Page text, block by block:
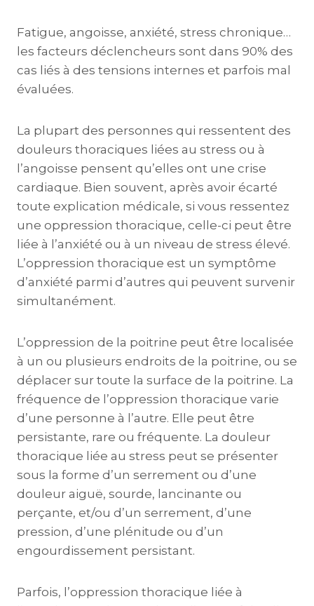
Fatigue, angoisse, anxiété, stress chronique…
les facteurs déclencheurs sont dans 90% des
cas liés à des tensions internes et parfois mal
évaluées.
La plupart des personnes qui ressentent des
douleurs thoraciques liées au stress ou à
l’angoisse pensent qu’elles ont une crise
cardiaque. Bien souvent, après avoir écarté
toute explication médicale, si vous ressentez
une oppression thoracique, celle-ci peut être
liée à l’anxiété ou à un niveau de stress élevé.
L’oppression thoracique est un symptôme
d’anxiété parmi d’autres qui peuvent survenir
simultanément.
L’oppression de la poitrine peut être localisée
à un ou plusieurs endroits de la poitrine, ou se
déplacer sur toute la surface de la poitrine. La
fréquence de l’oppression thoracique varie
d’une personne à l’autre. Elle peut être
persistante, rare ou fréquente. La douleur
thoracique liée au stress peut se présenter
sous la forme d’un serrement ou d’une
douleur aiguë, sourde, lancinante ou
perçante, et/ou d’un serrement, d’une
pression, d’une plénitude ou d’un
engourdissement persistant.
Parfois, l’oppression thoracique liée à